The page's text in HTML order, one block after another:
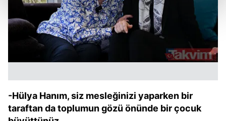
kalemimiz olduğunu sizlere hatırlatmak isteriz.
Her halükârda, kullanıcılar, bu çerezlere izin vermedikleri
takdirde, kullanıcılara hedefli reklamlar
gösterilmeyecektir."
Sizlere daha iyi bir hizmet sunabilmek için İnternet
Sitemizde kendimize ve üçüncü kişilere ait çerezler
kullanılmaktadır. Bu çerezler vasıtasıyla çeşitli kişisel
verileriniz işlenmekte olup gerekli olan çerezler bilgi
-Hülya Hanım, siz mesleğinizi yaparken bir
taraftan da toplumun gözü önünde bir çocuk